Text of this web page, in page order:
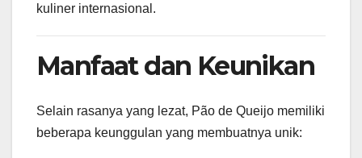
kuliner internasional.
Manfaat dan Keunikan
Selain rasanya yang lezat, Pão de Queijo memiliki
beberapa keunggulan yang membuatnya unik: